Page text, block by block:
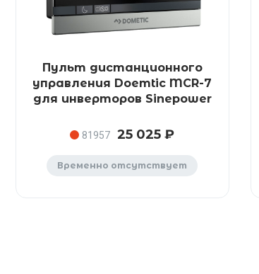
Пульт дистанционного
управления Doemtic MCR-7
для инверторов Sinepower
81957 25 025 ₽
Временно отсутствует